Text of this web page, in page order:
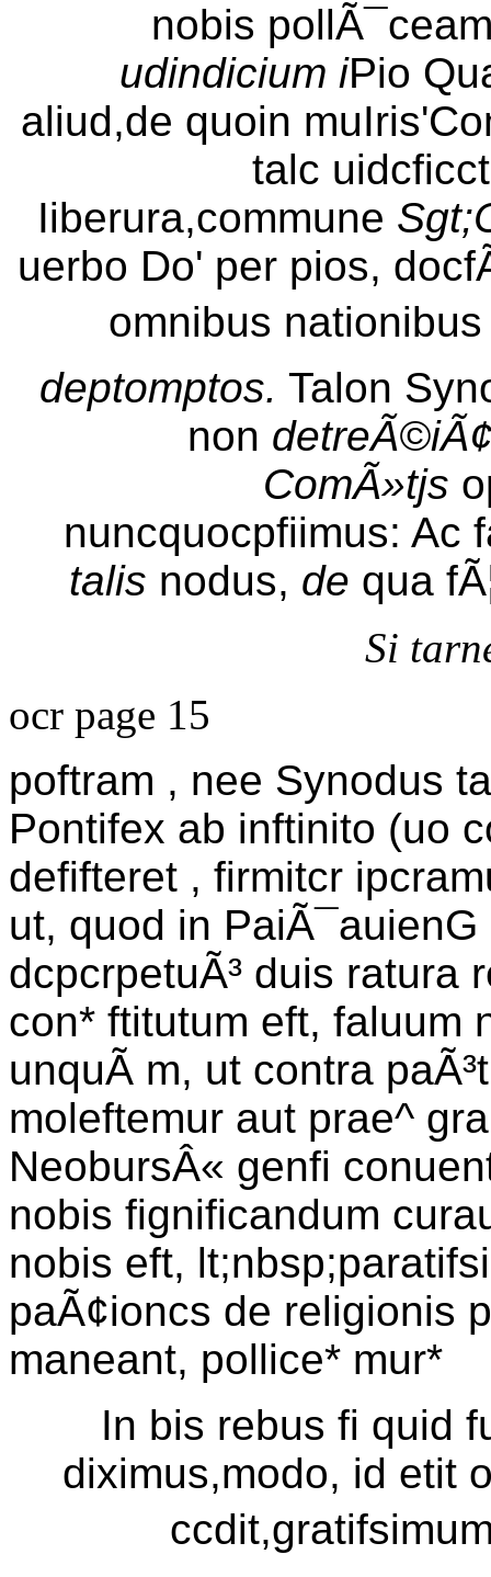
nobis
udindicium iPio
aliud,de quoin
talc
Iiberura,commune
uerbo Do' per pios,
omnibus nationibus
deptomptos. Talon
non
ComÃ»tjs
nuncquocpfiimus: Ac
talis nodus, de qua
Si
ocr page 15
poftram , nee Synodus
Pontifex ab inftinito (uo
defifteret , firmitcr
ut, quod in
dcpcrpetuÃ³ duis ratura
con* ftitutum eft, faluum
unquÃ m, ut contra
moleftemur aut prae^
NeobursÂ« genfi
nobis fignificandum
nobis eft,
paÃ¢ioncs de religionis
maneant, pollice* mur*
In bis rebus fi quid
diximus,modo, id etit